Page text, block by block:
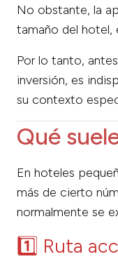
No obstante, la
tamaño del hotel,
Por lo tanto,
inversión, es
su contexto
Qué
En hoteles
más de cierto
normalmente se
1️⃣ Ruta